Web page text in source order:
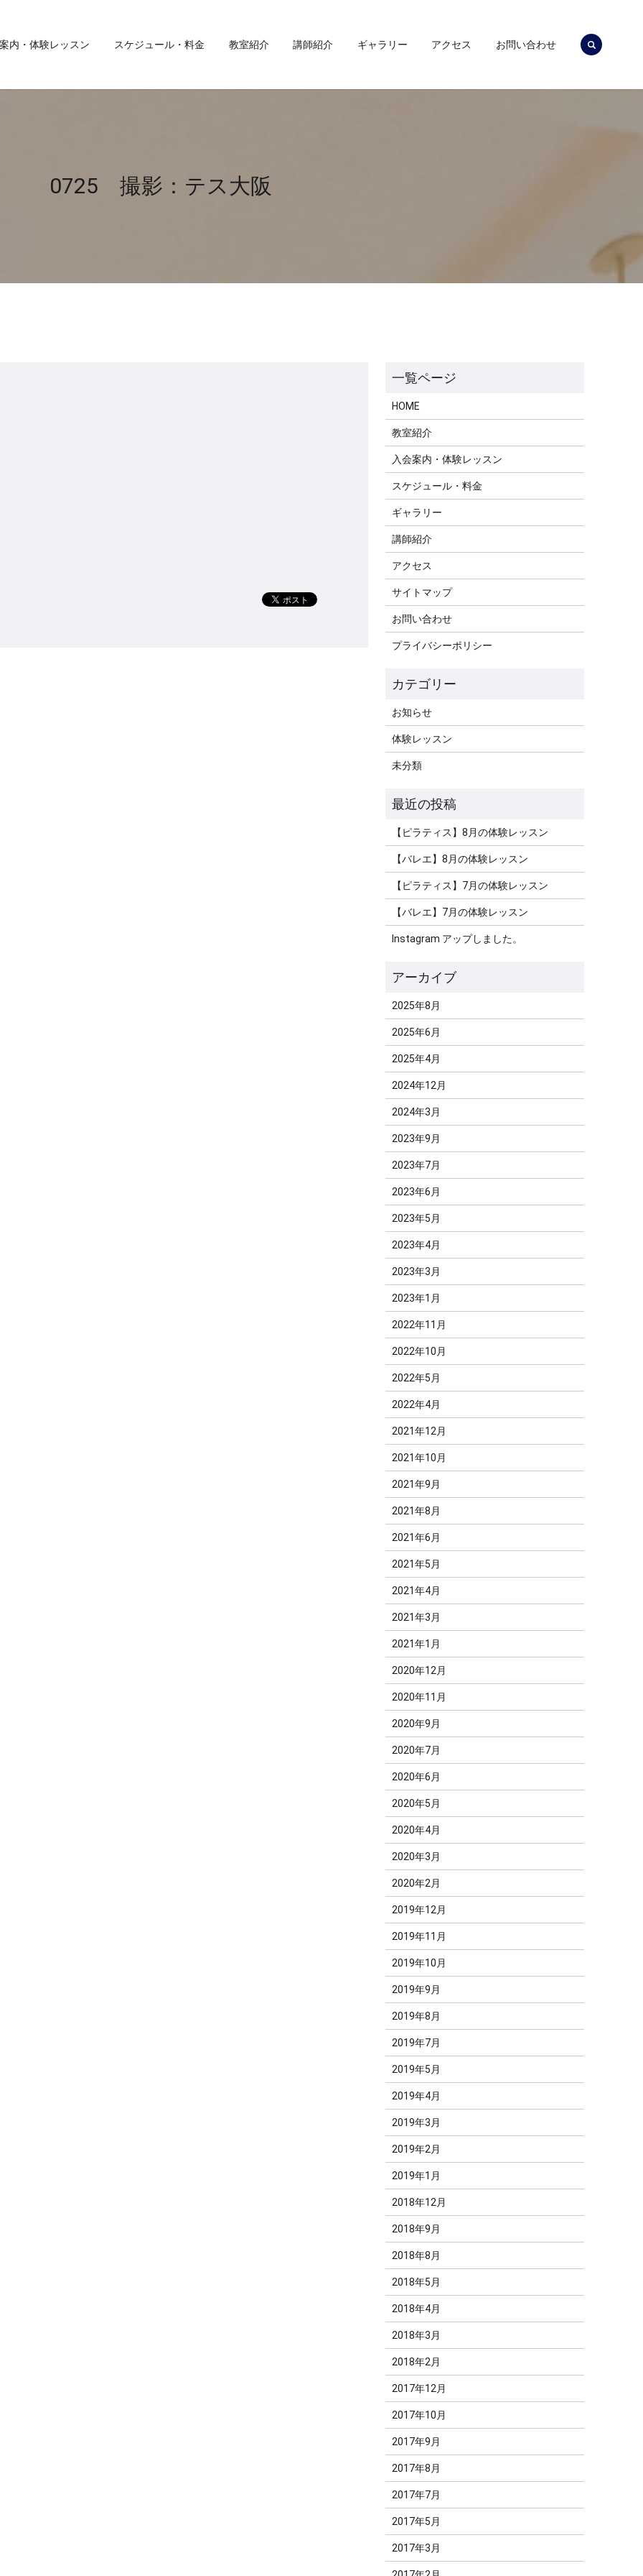
内・体験レッスン スケジュール・料金 教室紹介 講師紹介 ギャラリー アクセス お問い合わせ search
0725 撮影：テス大阪
HOME
教室紹介
入会案内・体験レッスン
スケジュール・料金
ギャラリー
講師紹介
アクセス
サイトマップ
お問い合わせ
プライバシーポリシー
お知らせ
体験レッスン
未分類
【ピラティス】8月の体験レッスン
【バレエ】8月の体験レッスン
【ピラティス】7月の体験レッスン
【バレエ】7月の体験レッスン
Instagram アップしました。
2025年8月
2025年6月
2025年4月
2024年12月
2024年3月
2023年9月
2023年7月
2023年6月
2023年5月
2023年4月
2023年3月
2023年1月
2022年11月
2022年10月
2022年5月
2022年4月
2021年12月
2021年10月
2021年9月
2021年8月
2021年6月
2021年5月
2021年4月
2021年3月
2021年1月
2020年12月
2020年11月
2020年9月
2020年7月
2020年6月
2020年5月
2020年4月
2020年3月
2020年2月
2019年12月
2019年11月
2019年10月
2019年9月
2019年8月
2019年7月
2019年5月
2019年4月
2019年3月
2019年2月
2019年1月
2018年12月
2018年9月
2018年8月
2018年5月
2018年4月
2018年3月
2018年2月
2017年12月
2017年10月
2017年9月
2017年8月
2017年7月
2017年5月
2017年3月